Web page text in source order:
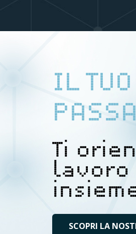
IL TUO
Ti
lavoro
SCOPRI LA